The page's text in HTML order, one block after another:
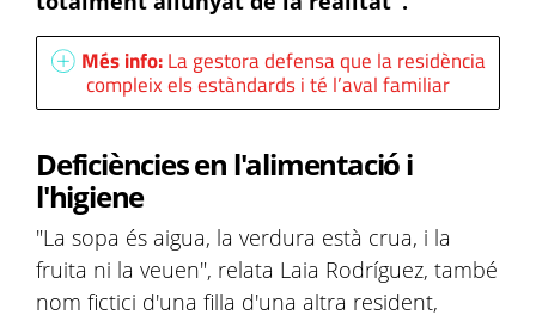
Més info:La gestora defensa que la residència
compleix els estàndards i té l’aval familiar
Deficiències en l'alimentació i
l'higiene
"La sopa és aigua, la verdura està crua, i la
fruita ni la veuen", relata Laia Rodríguez, també
nom fictici d'una filla d'una altra resident,